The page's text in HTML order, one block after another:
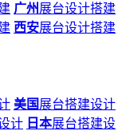
广州展台设计搭建
西安展台设计搭建
美国 展台搭建设计
计 日本展台搭建设